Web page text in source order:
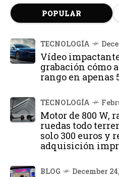
POPULAR
TECNOLOGÍA
Vídeo
grabación cómo
rango en apenas
TECNOLOGÍA
Motor de 800 W,
ruedas todo
solo 300 euros y
adquisición
BLOG December